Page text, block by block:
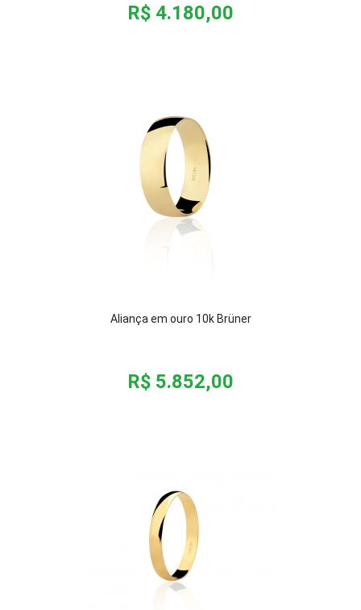
R$ 4.180,00
Aliança em ouro 10k Brüner
R$ 5.852,00